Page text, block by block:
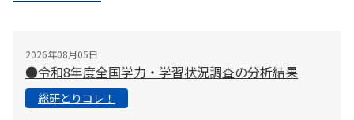
2026年08月05日
●令和8年度全国学力・学習状況調査の分析結果
総研とりコレ！